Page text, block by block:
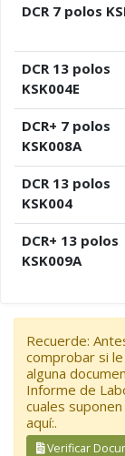
DCR 7 polos
DCR 13 polos
KSK004E
DCR+ 7 polos
KSK008A
DCR 13 polos
KSK004
DCR+ 13 polos
KSK009A
Recuerde:
comprobar si
alguna
Informe de
cuales
aquí:.
Verificar